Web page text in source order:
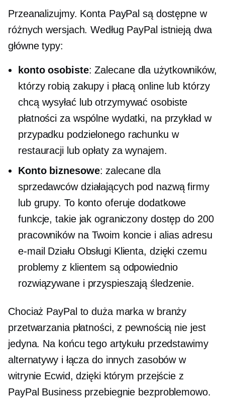
Przeanalizujmy. Konta PayPal są dostępne w
różnych wersjach. Według PayPal istnieją dwa
główne typy:
konto osobiste: Zalecane dla użytkowników,
którzy robią zakupy i płacą online lub którzy
chcą wysyłać lub otrzymywać osobiste
płatności za wspólne wydatki, na przykład w
przypadku podzielonego rachunku w
restauracji lub opłaty za wynajem.
Konto biznesowe: zalecane dla
sprzedawców działających pod nazwą firmy
lub grupy. To konto oferuje dodatkowe
funkcje, takie jak ograniczony dostęp do 200
pracowników na Twoim koncie i alias adresu
e-mail Działu Obsługi Klienta, dzięki czemu
problemy z klientem są odpowiednio
rozwiązywane i przyspieszają śledzenie.
Chociaż PayPal to duża marka w branży
przetwarzania płatności, z pewnością nie jest
jedyna. Na końcu tego artykułu przedstawimy
alternatywy i łącza do innych zasobów w
witrynie Ecwid, dzięki którym przejście z
PayPal Business przebiegnie bezproblemowo.